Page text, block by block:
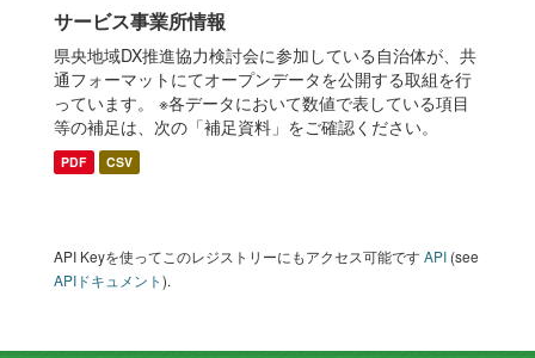
サービス事業所情報
県央地域DX推進協力検討会に参加している自治体が、共
通フォーマットにてオープンデータを公開する取組を行
っています。 ※各データにおいて数値で表している項目
等の補足は、次の「補足資料」をご確認ください。
PDF CSV
API Keyを使ってこのレジストリーにもアクセス可能ですAPI (see
APIドキュメント).